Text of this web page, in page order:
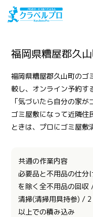
福岡県糟屋郡久
福岡県糟屋郡久山町のゴ
較し、オンライン予約す
「気づいたら自分の家
ゴミ屋敷になって近隣住
ときは、プロにゴミ屋敷
共通の作業内容
必要品と不用品の仕分
を除く全不用品の回
清掃(清掃用具持参) / 2
以上での積み込み